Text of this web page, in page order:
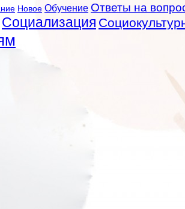
Новое Обучение Ответы на
Социализация